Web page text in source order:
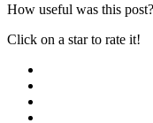
How useful was this post?
Click on a star to rate it!